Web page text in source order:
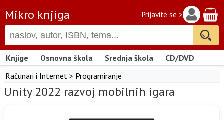
Mikro knjiga Prijavite se >
Knjige Osnovna škola Srednja škola
CD/DVD
Računari i Internet > Programiranje
Unity 2022 razvoj mobilnih igara